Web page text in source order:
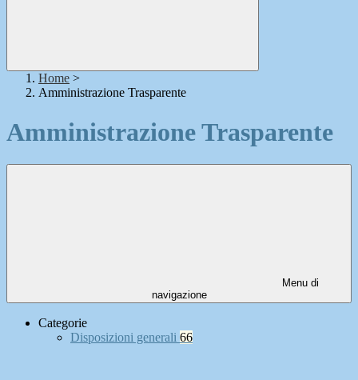
Home >
Amministrazione Trasparente
Amministrazione Trasparente
Menu di
navigazione
Categorie
Disposizioni generali 66